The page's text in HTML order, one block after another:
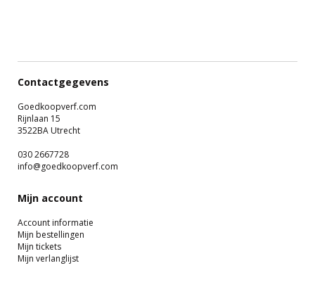
Contactgegevens
Goedkoopverf.com
Rijnlaan 15
3522BA Utrecht
030 2667728
info@goedkoopverf.com
Mijn account
Account informatie
Mijn bestellingen
Mijn tickets
Mijn verlanglijst